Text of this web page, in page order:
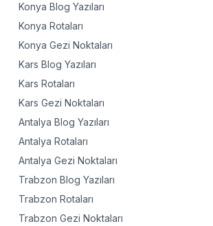
Konya Blog Yazıları
Konya Rotaları
Konya Gezi Noktaları
Kars Blog Yazıları
Kars Rotaları
Kars Gezi Noktaları
Antalya Blog Yazıları
Antalya Rotaları
Antalya Gezi Noktaları
Trabzon Blog Yazıları
Trabzon Rotaları
Trabzon Gezi Noktaları